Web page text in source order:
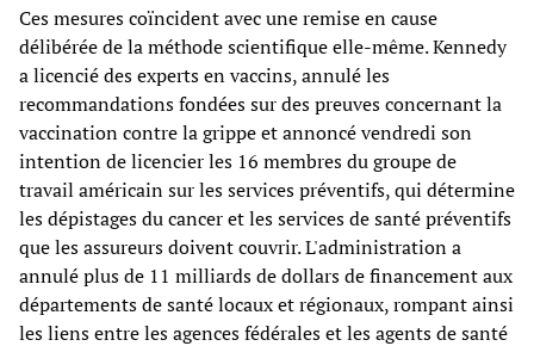
Ces mesures coïncident avec une remise en cause
délibérée de la méthode scientifique elle-même. Kennedy
a licencié des experts en vaccins, annulé les
recommandations fondées sur des preuves concernant la
vaccination contre la grippe et annoncé vendredi son
intention de licencier les 16 membres du groupe de
travail américain sur les services préventifs, qui détermine
les dépistages du cancer et les services de santé préventifs
que les assureurs doivent couvrir. L'administration a
annulé plus de 11 milliards de dollars de financement aux
départements de santé locaux et régionaux, rompant ainsi
les liens entre les agences fédérales et les agents de santé